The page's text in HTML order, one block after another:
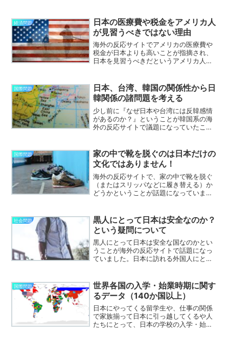
地上波の中継はなく、視聴可能世帯が多
いとは言えない衛星チ...
経済問題
日本の医療費や税金をアメリカ人
が見習うべきではない理由
海外の反応サイトでアメリカの医療費や
税金が日本よりも高いことが指摘され、
日本を見習うべきだというアメリカ人の
不明ですが、日本のような国民健康保険
のないアメリカは医療費の...
国際問題
日本、台湾、韓国の関係性から日
韓関係の諸問題を考える
少し前に『なぜ日本や台湾には反韓感情
があるのか？』ということが韓国系の海
外の反応サイトで議題になっていたこと
て劣等感や嫉妬心を抱いているのではな
いかという意見で大半を占...
国際問題
家の中で靴を脱ぐのは日本だけの
文化ではありません！
海外の反応サイトで、家の中で靴を脱ぐ
（またはスリッパなどに履き替える）か
どうかということが話題になっていまし
す。以前、日本人がヨーロッパに訪問す
るというテレビ番組を観てい...
社会問題
黒人にとって日本は安全なのか？
という疑問について
黒人にとって日本は安全な国なのかとい
うことが海外の反応サイトで話題になっ
ていました。日本に訪れる外国人にとっ
あるそうです。民族の片寄りの激しい日
本では、外国人に対して排...
国際問題
世界各国の入学・始業時期に関す
るデータ（140か国以上）
日本にやってくる留学生や、仕事の関係
で家族揃って日本に引っ越してくるや人
たちにとって、日本の学校の入学・始業